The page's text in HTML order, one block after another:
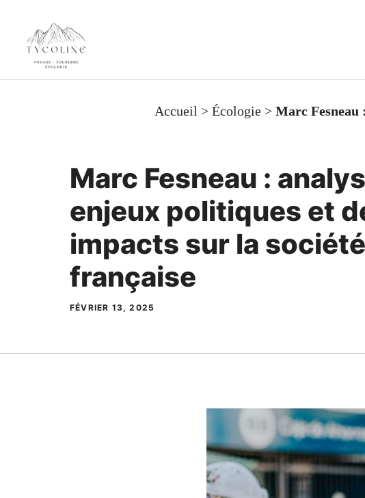
contenu
Accueil > Écologie> Marc Fesneau
Marc Fesneau :
enjeux politiques et
impacts sur la société
française
FÉVRIER 13, 2025